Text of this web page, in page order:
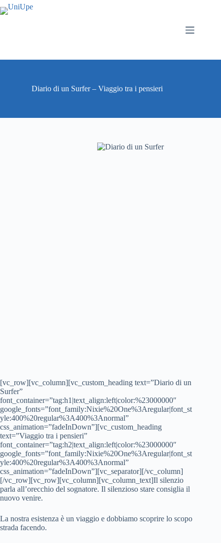
Salta
al
Diario di un Surfer – Viaggio tra i pensieri
[vc_row][vc_column][vc_custom_heading text=”Diario di un
Surfer”
font_container=”tag:h1|text_align:left|color:%23000000″
google_fonts=”font_family:Nixie%20One%3Aregular|font_st
yle:400%20regular%3A400%3Anormal”
css_animation=”fadeInDown”][vc_custom_heading
text=”Viaggio tra i pensieri”
font_container=”tag:h2|text_align:left|color:%23000000″
google_fonts=”font_family:Nixie%20One%3Aregular|font_st
yle:400%20regular%3A400%3Anormal”
css_animation=”fadeInDown”][vc_separator][/vc_column]
[/vc_row][vc_row][vc_column][vc_column_text]Il silenzio
parla all’orecchio del sognatore. Il silenzioso stare consiglia il
nuovo venire.
La nostra esistenza è un viaggio e dobbiamo scoprire lo scopo
strada facendo.